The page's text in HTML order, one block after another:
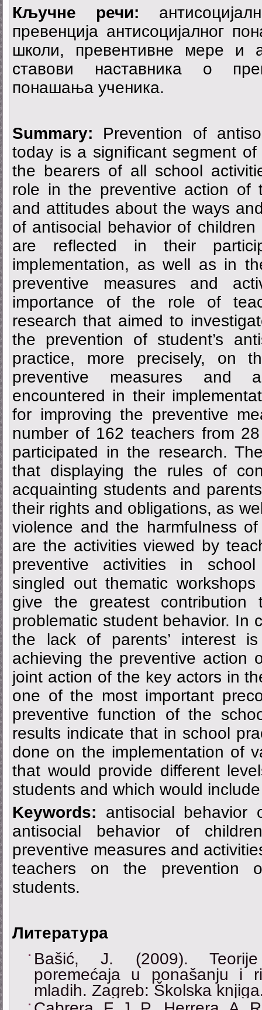
Кључне речи:
превенција антисоцијалног
школи, превентивне мере и
ставови наставника о
понашања ученика.
Summary: Prevention of
today is a significant segment
the bearers of all school
role in the preventive action of
and attitudes about the ways
of antisocial behavior of
are reflected in their
implementation, as well as in
preventive measures and
importance of the role of
research that aimed to
the prevention of student’s
practice, more precisely, on
preventive measures and
encountered in their
for improving the preventive
number of 162 teachers from
participated in the research.
that displaying the rules of
acquainting students and
their rights and obligations, as
violence and the harmfulness
are the activities viewed by
preventive activities in
singled out thematic
give the greatest
problematic student behavior. In
the lack of parents’ interest
achieving the preventive action
joint action of the key actors in
one of the most important
preventive function of the
results indicate that in school
done on the implementation of
that would provide different
students and which would
Keywords: antisocial behavior
antisocial behavior of
preventive measures and
teachers on the prevention
students.
Литература
Bašić, J. (2009). Teorije
poremećaja u ponašanju i
mladih. Zagreb: Školska